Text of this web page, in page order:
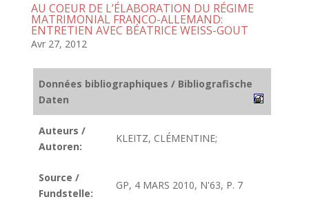
AU COEUR DE L’ÉLABORATION DU RÉGIME
MATRIMONIAL FRANCO-ALLEMAND:
ENTRETIEN AVEC BÉATRICE WEISS-GOUT
Avr 27, 2012
Données bibliographiques / Bibliografische
Daten
Auteurs /
Autoren:
KLEITZ, CLÉMENTINE;
Source /
Fundstelle:
GP, 4 MARS 2010, N'63, P. 7